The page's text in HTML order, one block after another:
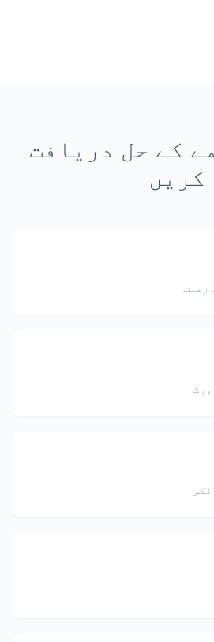
کے حل دریافت
کریں
ورک